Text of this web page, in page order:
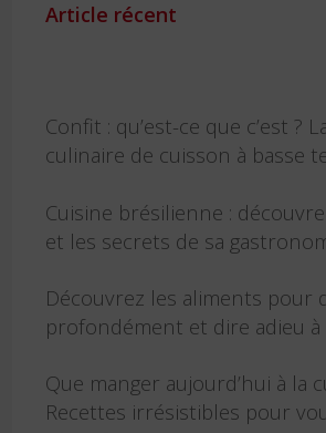
Article récent
Confit : qu’est-ce que c’est ?
culinaire de cuisson à basse
Cuisine brésilienne :
et les secrets de sa
Découvrez les aliments pour
profondément et dire adieu à
Que manger aujourd’hui à la
Recettes irrésistibles pour